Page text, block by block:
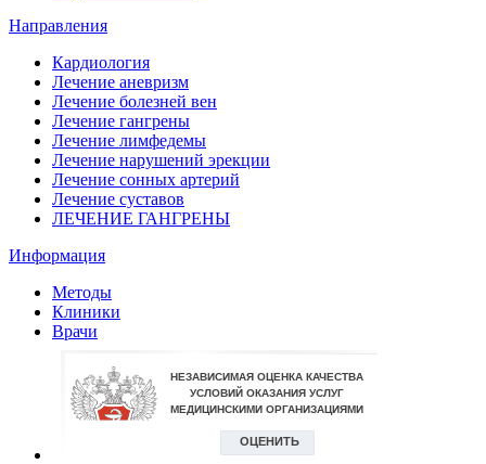
Направления
Кардиология
Лечение аневризм
Лечение болезней вен
Лечение гангрены
Лечение лимфедемы
Лечение нарушений эрекции
Лечение сонных артерий
Лечение суставов
ЛЕЧЕНИЕ ГАНГРЕНЫ
Информация
Методы
Клиники
Врачи